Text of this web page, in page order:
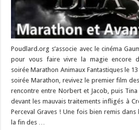
Poudlard.org s’associe avec le cinéma
pour vous faire vivre la magie encore
soirée Marathon Animaux Fantastiques le
soirée Marathon, revivez le premier film
rencontre entre Norbert et Jacob, puis
devant les mauvais traitements infligés à
Perceval Graves ! Une fois bien remis dans
la fin des …